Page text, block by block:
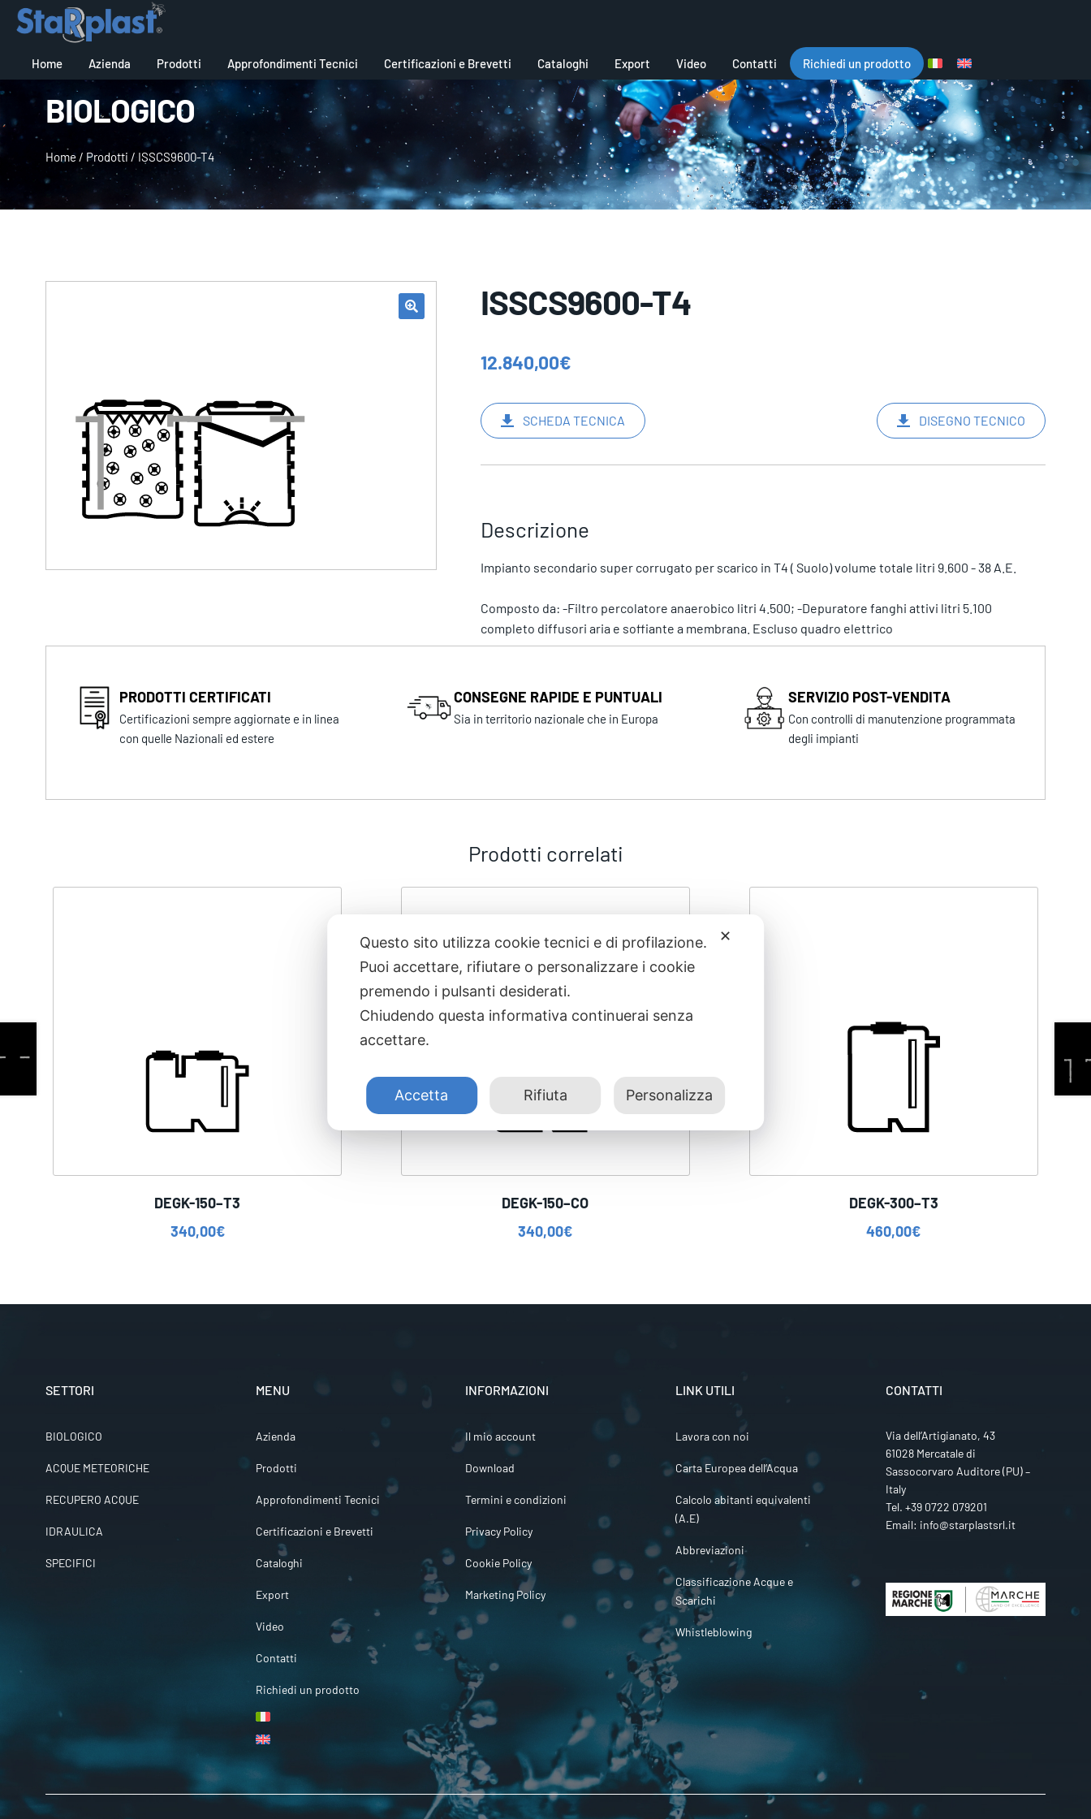
Home Azienda Prodotti Approfondimenti Tecnici Certificazioni e Brevetti Cataloghi Export Video Contatti Richiedi un prodotto
BIOLOGICO
Home / Prodotti / ISSCS9600-T4
ISSCS9600-T4
12.840,00€
SCHEDA TECNICA DISEGNO TECNICO
Descrizione
Impianto secondario super corrugato per scarico in T4 ( Suolo) volume totale litri 9.600 - 38 A.E.
Composto da: -Filtro percolatore anaerobico litri 4.500; -Depuratore fanghi attivi litri 5.100
completo diffusori aria e soffiante a membrana. Escluso quadro elettrico
PRODOTTI CERTIFICATI
Certificazioni sempre aggiornate e in linea
con quelle Nazionali ed estere
CONSEGNE RAPIDE E PUNTUALI
Sia in territorio nazionale che in Europa
SERVIZIO POST-VENDITA
Con controlli di manutenzione programmata
degli impianti
Prodotti correlati
DEGK-150–T3
340,00€
DEGK-150–CO
340,00€
DEGK-300–T3
460,00€
SETTORI
BIOLOGICO
ACQUE METEORICHE
RECUPERO ACQUE
IDRAULICA
SPECIFICI
MENU
Azienda
Prodotti
Approfondimenti Tecnici
Certificazioni e Brevetti
Cataloghi
Export
Video
Contatti
Richiedi un prodotto
INFORMAZIONI
Il mio account
Download
Termini e condizioni
Privacy Policy
Cookie Policy
Marketing Policy
LINK UTILI
Lavora con noi
Carta Europea dell’Acqua
Calcolo abitanti equivalenti
(A.E)
Abbreviazioni
Classificazione Acque e
Scarichi
Whistleblowing
CONTATTI
Via dell’Artigianato, 43
61028 Mercatale di
Sassocorvaro Auditore (PU) –
Italy
Tel. +39 0722 079201
Email: info@starplastsrl.it
✕
Questo sito utilizza cookie tecnici e di profilazione.
Puoi accettare, rifiutare o personalizzare i cookie
premendo i pulsanti desiderati.
Chiudendo questa informativa continuerai senza
accettare.
Accetta Rifiuta Personalizza